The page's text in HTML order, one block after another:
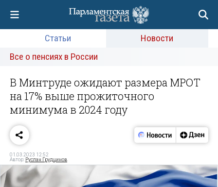
Статьи
Новости
Все о пенсиях в России
В Минтруде ожидают размера МРОТ
на 17% выше прожиточного
минимума в 2024 году
01.03.2023 12:52
Автор: Руслан Грудцинов